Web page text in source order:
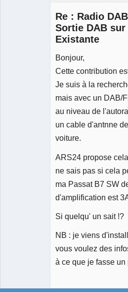
Re : Radio
Sortie DAB sur
Existante
Bonjour,
Cette contribution
Je suis à la
mais avec un DAB/
au niveau de
un cable d'antnne
voiture.
ARS24 propose
ne sais pas si cela
ma Passat B7 SW
d'amplification est
Si quelqu' un sait !?
NB : je viens
vous voulez des
à ce que je fasse